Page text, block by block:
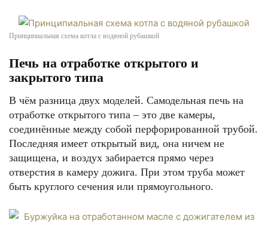
Принципиальная схема котла с водяной рубашкой
Печь на отработке открытого и
закрытого типа
В чём разница двух моделей. Самодельная печь на
отработке открытого типа – это две камеры,
соединённые между собой перфорированной трубой.
Последняя имеет открытый вид, она ничем не
защищена, и воздух забирается прямо через
отверстия в камеру дожига. При этом труба может
быть круглого сечения или прямоугольного.